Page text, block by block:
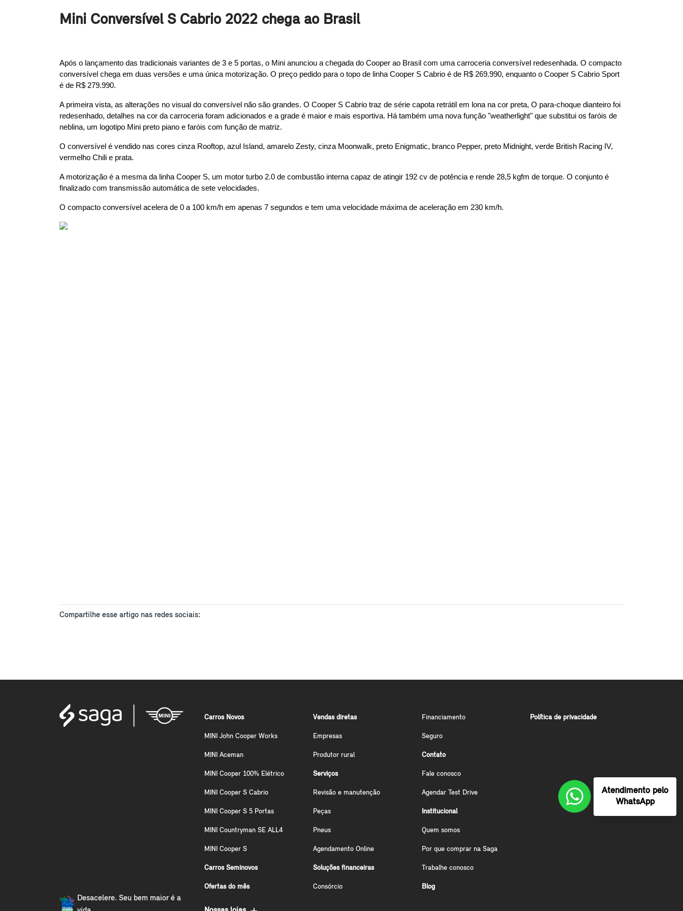
Mini Conversível S Cabrio 2022 chega ao Brasil
Após o lançamento das tradicionais variantes de 3 e 5 portas, o Mini anunciou a chegada do Cooper ao Brasil com uma carroceria conversível redesenhada. O compacto
conversível chega em duas versões e uma única motorização. O preço pedido para o topo de linha Cooper S Cabrio é de R$ 269.990, enquanto o Cooper S Cabrio Sport
é de R$ 279.990.
A primeira vista, as alterações no visual do conversível não são grandes. O Cooper S Cabrio traz de série capota retrátil em lona na cor preta, O para-choque dianteiro foi
redesenhado, detalhes na cor da carroceria foram adicionados e a grade é maior e mais esportiva. Há também uma nova função "weatherlight" que substitui os faróis de
neblina, um logotipo Mini preto piano e faróis com função de matriz.
O conversível é vendido nas cores cinza Rooftop, azul Island, amarelo Zesty, cinza Moonwalk, preto Enigmatic, branco Pepper, preto Midnight, verde British Racing IV,
vermelho Chili e prata.
A motorização é a mesma da linha Cooper S, um motor turbo 2.0 de combustão interna capaz de atingir 192 cv de potência e rende 28,5 kgfm de torque. O conjunto é
finalizado com transmissão automática de sete velocidades.
O compacto conversível acelera de 0 a 100 km/h em apenas 7 segundos e tem uma velocidade máxima de aceleração em 230 km/h.
Compartilhe esse artigo nas redes sociais:
Desacelere. Seu bem maior é a
Carros Novos
MINI John Cooper Works
MINI Aceman
MINI Cooper 100% Elétrico
MINI Cooper S Cabrio
MINI Cooper S 5 Portas
MINI Countryman SE ALL4
MINI Cooper S
Carros Seminovos
Ofertas do mês
Vendas diretas
Empresas
Produtor rural
Serviços
Revisão e manutenção
Peças
Pneus
Agendamento Online
Soluções financeiras
Consórcio
Financiamento
Seguro
Contato
Fale conosco
Agendar Test Drive
Institucional
Quem somos
Por que comprar na Saga
Trabalhe conosco
Blog
Política de privacidade
Atendimento pelo
WhatsApp